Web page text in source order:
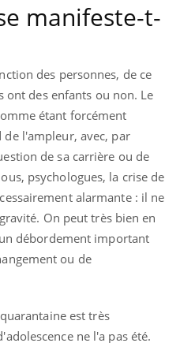
manifeste-t-
des personnes, de ce
ont des enfants ou non. Le
étant forcément
l'ampleur, avec, par
de sa carrière ou de
psychologues, la crise de
alarmante : il ne
On peut très bien en
débordement important
ou de
est très
ne l'a pas été.